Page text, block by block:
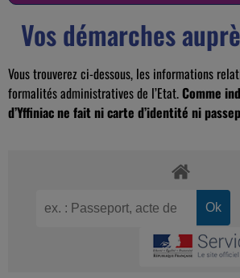
Vos démarches
Vous trouverez ci-dessous, les informations
formalités administratives de l’Etat.Comme
d’Yffiniac ne fait ni carte d’identité ni